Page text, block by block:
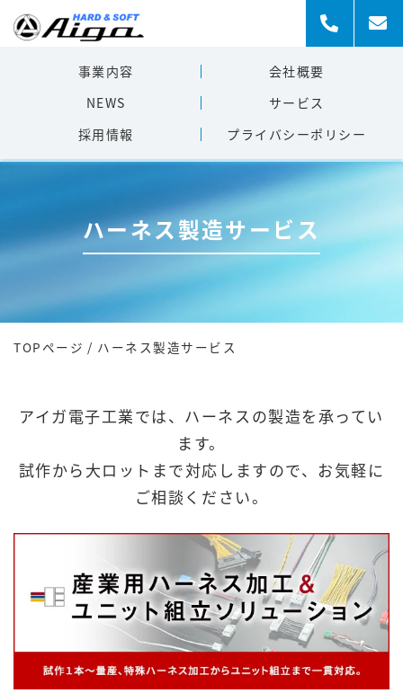
事業内容
会社概要
NEWS
サービス
採用情報
プライバシーポリシー
ハーネス製造サービス
TOPページ / ハーネス製造サービス
アイガ電子工業では、ハーネスの製造を承ってい
ます。
試作から大ロットまで対応しますので、お気軽に
ご相談ください。